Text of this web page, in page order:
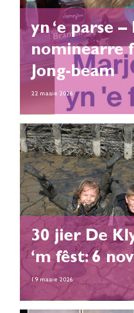
yn ‘e parse
nominearre
Jong-beam
22 maaie 2026
30 jier De
‘m fêst: 6
19 maaie 2026